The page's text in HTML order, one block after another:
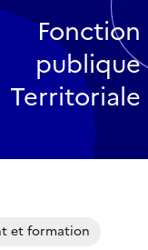
et formation
Fonction
publique
Territoriale